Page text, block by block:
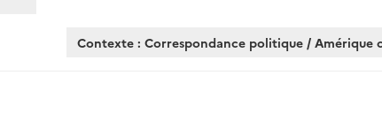
Contexte : Correspondance politique / Amérique